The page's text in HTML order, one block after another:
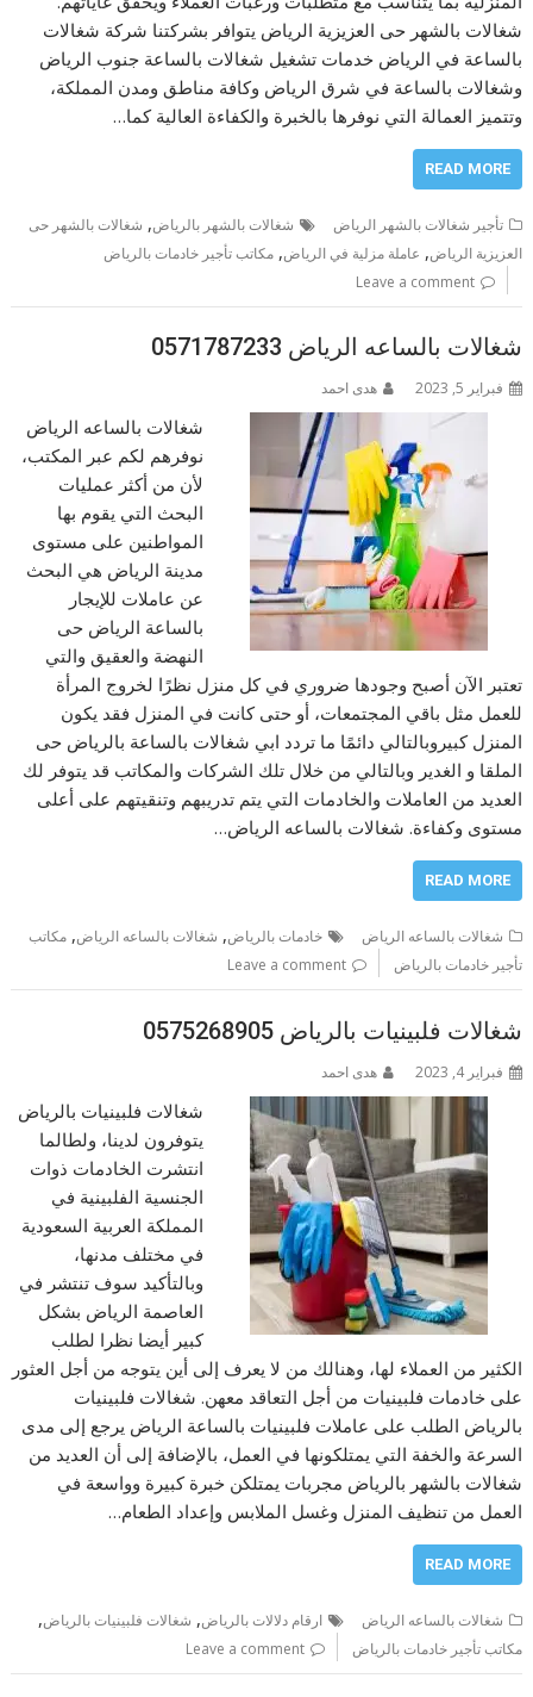
شغالات بالشهر حى العزيزية الرياض يتوافر بشركتنا شركة شغالات
بالساعة في الرياض خدمات تشغيل شغالات بالساعة جنوب الرياض
وشغالات بالساعة في شرق الرياض وكافة مناطق ومدن المملكة،
وتتميز العمالة التي نوفرها بالخبرة والكفاءة العالية كما…
READ MORE
تأجير شغالات بالشهر الرياض شغالات بالشهر بالرياض, شغالات بالشهر حى
العزيزية الرياض, عاملة مزلية في الرياض,مكاتب تأجير خادمات بالرياض
Leave a comment
شغالات بالساعه الرياض 0571787233
فبراير 5, 2023 هدى احمد
شغالات بالساعه الرياض
نوفرهم لكم عبر المكتب،
لأن من أكثر عمليات
البحث التي يقوم بها
المواطنين على مستوى
مدينة الرياض هي البحث
عن عاملات للإيجار
بالساعة الرياض حى
النهضة والعقيق والتي
تعتبر الآن أصبح وجودها ضروري في كل منزل نظرًا لخروج المرأة
للعمل مثل باقي المجتمعات، أو حتى كانت في المنزل فقد يكون
المنزل كبيروبالتالي دائمًا ما تردد ابي شغالات بالساعة بالرياض حى
الملقا و الغدير وبالتالي من خلال تلك الشركات والمكاتب قد يتوفر لك
العديد من العاملات والخادمات التي يتم تدريبهم وتنقيتهم على أعلى
مستوى وكفاءة. شغالات بالساعه الرياض…
READ MORE
شغالات بالساعه الرياض خادمات بالرياض, شغالات بالساعه الرياض,مكاتب
تأجير خادمات بالرياض
Leave a comment
شغالات فلبينيات بالرياض 0575268905
فبراير 4, 2023 هدى احمد
شغالات فلبينيات بالرياض
يتوفرون لدينا، ولطالما
انتشرت الخادمات ذوات
الجنسية الفلبينية في
المملكة العربية السعودية
في مختلف مدنها،
وبالتأكيد سوف تنتشر في
العاصمة الرياض بشكل
كبير أيضا نظرا لطلب
الكثير من العملاء لها، وهنالك من لا يعرف إلى أين يتوجه من أجل العثور
على خادمات فلبينيات من أجل التعاقد معهن. شغالات فلبينيات
بالرياض الطلب على عاملات فلبينيات بالساعة الرياض يرجع إلى مدى
السرعة والخفة التي يمتلكونها في العمل، بالإضافة إلى أن العديد من
شغالات بالشهر بالرياض مجربات يمتلكن خبرة كبيرة وواسعة في
العمل من تنظيف المنزل وغسل الملابس وإعداد الطعام…
READ MORE
شغالات بالساعه الرياض ارقام دلالات بالرياض, شغالات فلبينيات بالرياض,
مكاتب تأجير خادمات بالرياض Leave a comment